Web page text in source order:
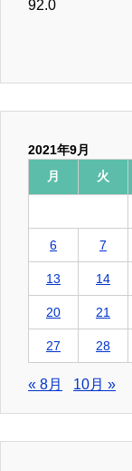
92.0
2021年9月
月
火
6 7
13 14
20 21
27 28
« 8月 10月 »